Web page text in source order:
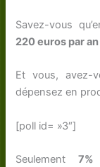
Savez-vous
220 euros par
Et vous, avez-
dépensez en
[poll id= »3″]
Seulement